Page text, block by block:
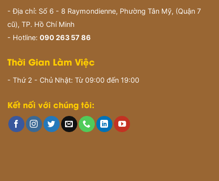
- Địa chỉ: Số 6 - 8 Raymondienne, Phường Tân Mỹ, (Quận 7
cũ), TP. Hồ Chí Minh
- Hotline: 090 263 57 86
Thời Gian Làm Việc
- Thứ 2 - Chủ Nhật: Từ 09:00 đến 19:00
Kết nối với chúng tôi: